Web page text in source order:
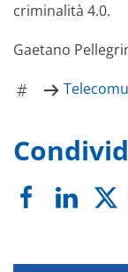
criminalità 4.0.
Gaetano